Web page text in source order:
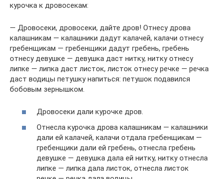
курочка к дровосекам:
— Дровосеки, дровосеки, дайте дров! Отнесу дрова
калашникам — калашники дадут калачей, калачи отнесу
гребенщикам — гребенщики дадут гребень, гребень
отнесу девушке — девушка даст нитку, нитку отнесу
липке — липка даст листок, листок отнесу речке — речка
даст водицы петушку напиться: петушок подавился
бобовым зернышком.
Дровосеки дали курочке дров.
Отнесла курочка дрова калашникам — калашники
дали ей калачей, калачи отдала гребенщикам —
гребенщики дали ей гребень, отнесла гребень
девушке — девушка дала ей нитку, нитку отнесла
липке — липка дала листок, отнесла листок